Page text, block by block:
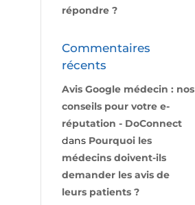
répondre ?
Commentaires
récents
Avis Google médecin : nos
conseils pour votre e-
réputation - DoConnect
dans Pourquoi les
médecins doivent-ils
demander les avis de
leurs patients ?